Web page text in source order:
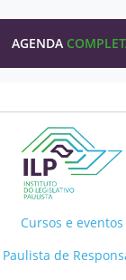
AGENDA
Cursos e eventos
Paulista de